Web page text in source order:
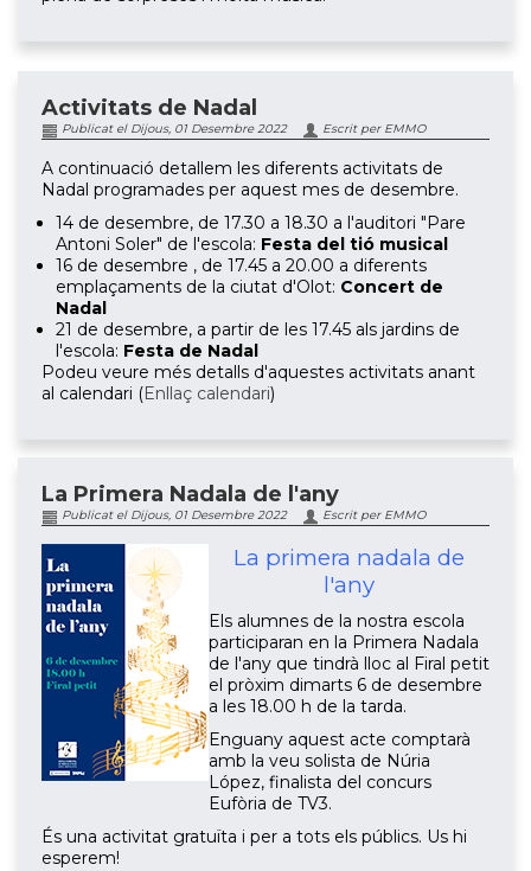
Activitats de Nadal
Publicat el Dijous, 01 Desembre 2022 Escrit per EMMO
A continuació detallem les diferents activitats de
Nadal programades per aquest mes de desembre.
14 de desembre, de 17.30 a 18.30 a l'auditori "Pare
Antoni Soler" de l'escola: Festa del tió musical
16 de desembre , de 17.45 a 20.00 a diferents
emplaçaments de la ciutat d'Olot: Concert de
Nadal
21 de desembre, a partir de les 17.45 als jardins de
l'escola: Festa de Nadal
Podeu veure més detalls d'aquestes activitats anant
al calendari (Enllaç calendari)
La Primera Nadala de l'any
Publicat el Dijous, 01 Desembre 2022 Escrit per EMMO
La primera nadala de
l'any
Els alumnes de la nostra escola
participaran en la Primera Nadala
de l'any que tindrà lloc al Firal petit
el pròxim dimarts 6 de desembre
a les 18.00 h de la tarda.
Enguany aquest acte comptarà
amb la veu solista de Núria
López, finalista del concurs
Eufòria de TV3.
És una activitat gratuïta i per a tots els públics. Us hi
esperem!